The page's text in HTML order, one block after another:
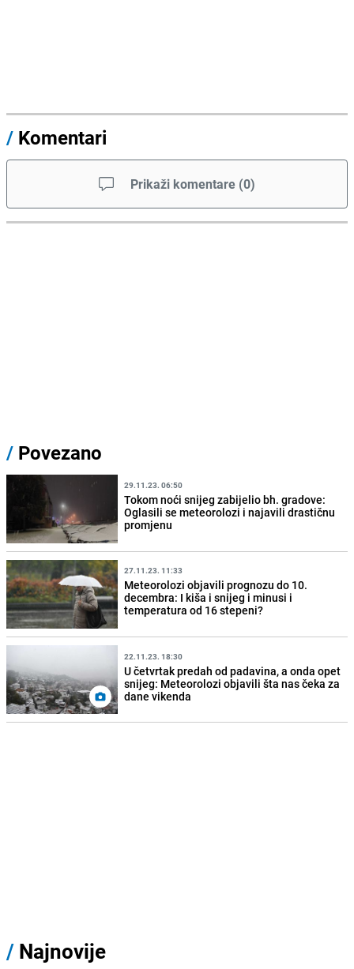
/ Komentari
Prikaži komentare (0)
/ Povezano
29.11.23. 06:50
Tokom noći snijeg zabijelio bh. gradove:
Oglasili se meteorolozi i najavili drastičnu
promjenu
27.11.23. 11:33
Meteorolozi objavili prognozu do 10.
decembra: I kiša i snijeg i minusi i
temperatura od 16 stepeni?
22.11.23. 18:30
U četvrtak predah od padavina, a onda opet
snijeg: Meteorolozi objavili šta nas čeka za
dane vikenda
/ Najnovije